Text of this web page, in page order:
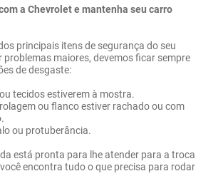
a Chevrolet e mantenha seu carro
principais itens de segurança do seu
problemas maiores, devemos ficar sempre
de desgaste:
tecidos estiverem à mostra.
ou flanco estiver rachado ou com
ou protuberância.
está pronta para lhe atender para a troca
encontra tudo o que precisa para rodar